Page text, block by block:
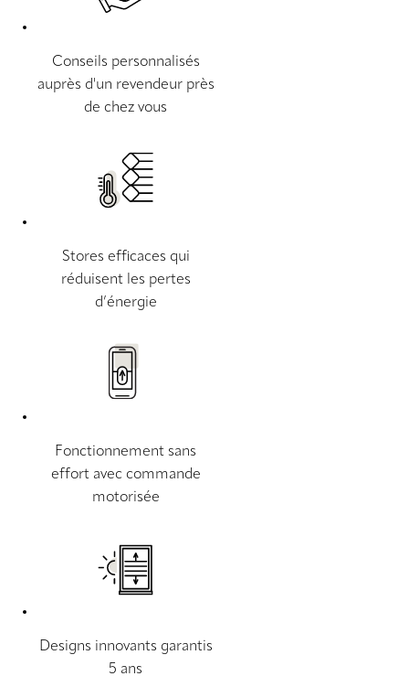
Conseils personnalisés
auprès d'un revendeur près
de chez vous
Stores efficaces qui
réduisent les pertes
d’énergie
Fonctionnement sans
effort avec commande
motorisée
Designs innovants garantis
5 ans